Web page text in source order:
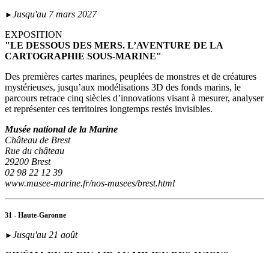
► Jusqu'au 7 mars 2027
EXPOSITION
"LE DESSOUS DES MERS. L’AVENTURE DE LA
CARTOGRAPHIE SOUS-MARINE"
Des premières cartes marines, peuplées de monstres et de créatures
mystérieuses, jusqu’aux modélisations 3D des fonds marins, le
parcours retrace cinq siècles d’innovations visant à mesurer, analyser
et représenter ces territoires longtemps restés invisibles.
Musée national de la Marine
Château de Brest
Rue du château
29200 Brest
02 98 22 12 39
www.musee-marine.fr/nos-musees/brest.html
31 - Haute-Garonne
► Jusqu'au 21 août